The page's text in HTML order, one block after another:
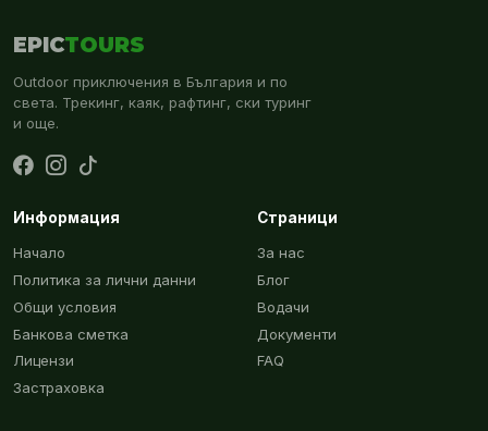
EPICTOURS
Outdoor приключения в България и по
света. Трекинг, каяк, рафтинг, ски туринг
и още.
Информация
Начало
Политика за лични данни
Общи условия
Банкова сметка
Лицензи
Застраховка
Страници
За нас
Блог
Водачи
Документи
FAQ